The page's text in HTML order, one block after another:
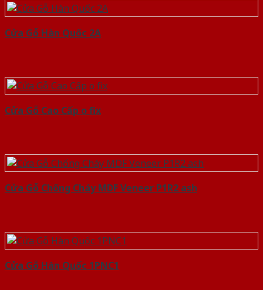
Cửa Gỗ Hàn Quốc 2A
Cửa Gỗ Cao Cấp o fix
Cửa Gỗ Chống Cháy MDF Veneer P1R2 ash
Cửa Gỗ Hàn Quốc 1PNC1